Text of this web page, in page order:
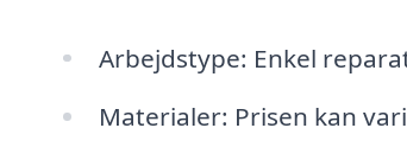
Arbejdstype: Enkel
Materialer: Prisen kan